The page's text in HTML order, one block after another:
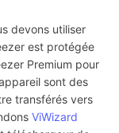
devons utiliser
est protégée
Premium pour
sont des
transférés vers
ViWizard